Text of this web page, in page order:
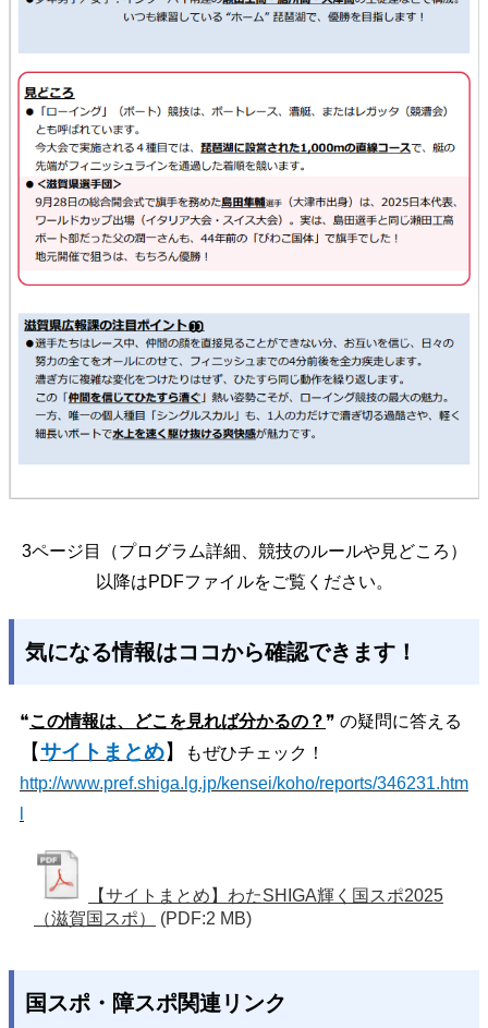
3ページ目（プログラム詳細、競技のルールや見どころ）
以降はPDFファイルをご覧ください。
気になる情報はココから確認できます！
❝この情報は、どこを見れば分かるの？ ❞ の疑問に答える
【サイトまとめ】
もぜひチェック！
http://www.pref.shiga.lg.jp/kensei/koho/reports/346231.htm
【サイトまとめ】わたSHIGA輝く国スポ2025
（滋賀国スポ）
(PDF:2 MB)
国スポ・障スポ関連リンク